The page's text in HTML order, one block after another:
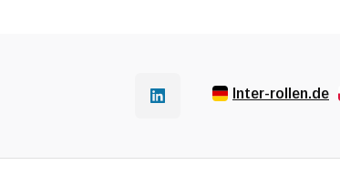
Inter-rollen.de